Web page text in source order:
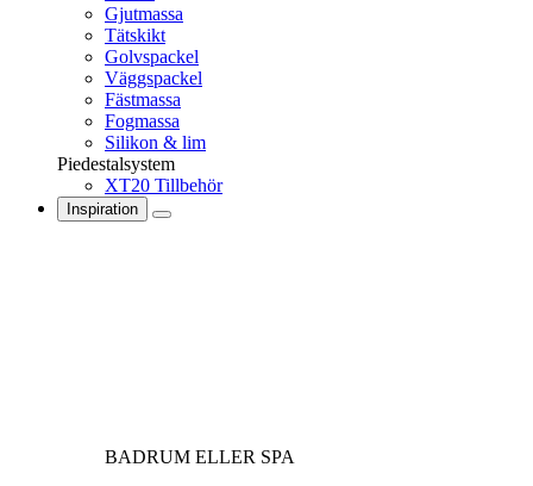
Gjutmassa
Tätskikt
Golvspackel
Väggspackel
Fästmassa
Fogmassa
Silikon & lim
Piedestalsystem
XT20 Tillbehör
Inspiration
BADRUM ELLER SPA